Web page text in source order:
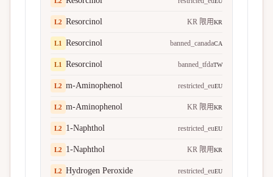
L2 Resorcinol KR 限用KR
L1 Resorcinol banned_canadaCA
L1 Resorcinol banned_tfdaTW
L2 m-Aminophenol restricted_euEU
L2 m-Aminophenol KR 限用KR
L2 1-Naphthol restricted_euEU
L2 1-Naphthol KR 限用KR
L2 Hydrogen Peroxide restricted_euEU